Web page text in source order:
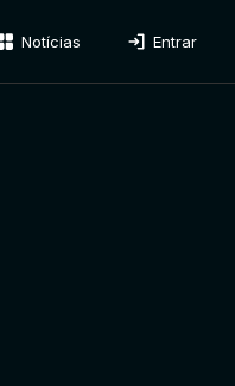
Notícias Entrar